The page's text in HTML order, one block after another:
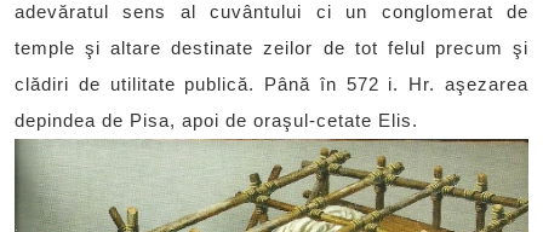
adevăratul sens al cuvântului ci un conglomerat de
temple şi altare destinate zeilor de tot felul precum şi
clădiri de utilitate publică. Până în 572 i. Hr. aşezarea
depindea de Pisa, apoi de oraşul-cetate Elis.